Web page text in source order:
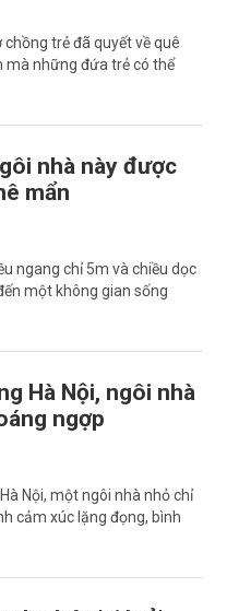
trẻ đã quyết về quê
những đứa trẻ có thể
nhà này được
mẩn
ngang chỉ 5m và chiều dọc
một không gian sống
Hà Nội, ngôi nhà
ngợp
Nội, một ngôi nhà nhỏ chỉ
cảm xúc lặng đọng, bình